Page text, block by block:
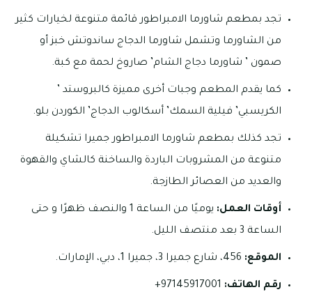
تجد بمطعم شاورما الامبراطور قائمة متنوعة لخيارات كثير
من الشاورما وتشمل شاورما الدجاج ساندوتش خبز أو
صمون ’ شاورما دجاج الشام’ صاروخ لحمة مع كبة.
كما يقدم المطعم وجبات أخرى مميزة كالبروستد ’
الكريسبي’ فيلية السمك’ أسكالوب الدجاج’ الكوردن بلو.
تجد كذلك بمطعم شاورما الامبراطور جميرا تشكيلة
متنوعة من المشروبات الباردة والساخنة كالشاي والقهوة
والعديد من العصائر الطازجة.
أوقات العمل:
يوميًا من الساعة 1 والنصف ظهرًا و حتى
الساعة 3 بعد منتصف الليل.
الموقع: 456، شارع جميرا 3، جميرا 1، دبي، الإمارات.
رقم الهاتف: